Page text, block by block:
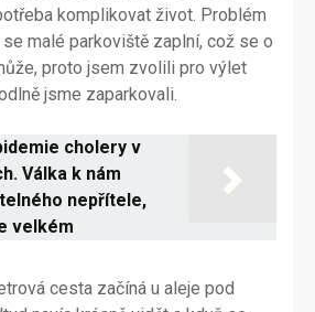
komplikovat život. Problém
malé parkoviště zaplní, což se o
proto jsem zvolili pro výlet
jsme zaparkovali.
cholery v
Válka k nám
nepřítele,
velkém
cesta začíná u aleje pod